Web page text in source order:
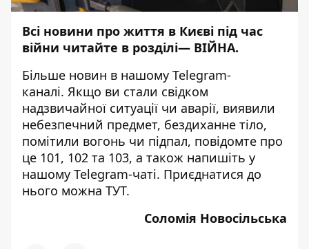
Всі новини про життя в Києві під час
війни читайте в розділі— ВІЙНА.
Більше новин в нашому Telegram-
каналі. Якщо ви стали свідком
надзвичайної ситуації чи аварії, виявили
небезпечний предмет, бездиханне тіло,
помітили вогонь чи підпал, повідомте про
це 101, 102 та 103, а також напишіть у
нашому Telegram-чаті. Приєднатися до
нього можна ТУТ.
Соломія Новосільська